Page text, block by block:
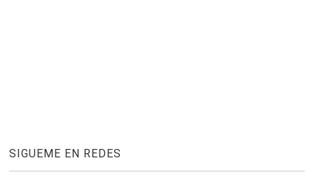
SIGUEME EN REDES